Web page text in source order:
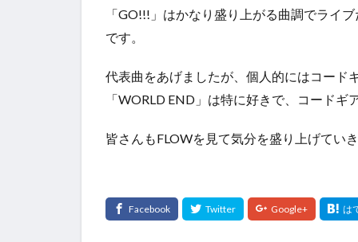
「GO!!!」はかなり盛り上がる曲調でライ
です。
代表曲をあげましたが、個人的にはコード
「WORLD END」は特に好きで、コード
皆さんもFLOWを見て気分を盛り上げてい